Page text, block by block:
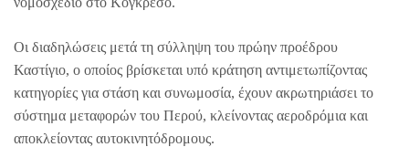
Οι διαδηλώσεις μετά τη σύλληψη του πρώην προέδρου
Καστίγιο, ο οποίος βρίσκεται υπό κράτηση αντιμετωπίζοντας
κατηγορίες για στάση και συνωμοσία, έχουν ακρωτηριάσει το
σύστημα μεταφορών του Περού, κλείνοντας αεροδρόμια και
αποκλείοντας αυτοκινητόδρομους.